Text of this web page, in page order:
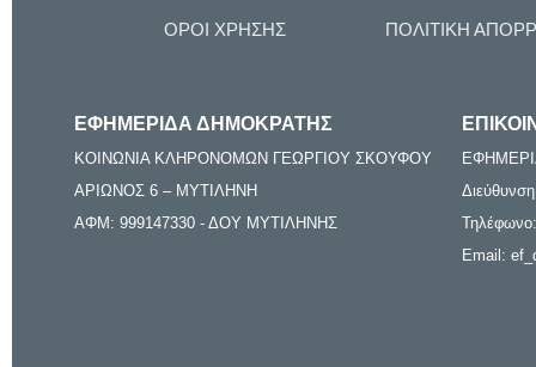
ΟΡΟΙ ΧΡΗΣΗΣ ΠΟΛΙΤΙΚΗ
ΕΦΗΜΕΡΙΔΑ ΔΗΜΟΚΡΑΤΗΣ
ΚΟΙΝΩΝΙΑ ΚΛΗΡΟΝΟΜΩΝ ΓΕΩΡΓΙΟΥ ΣΚΟΥΦΟΥ
ΑΡΙΩΝΟΣ 6 – ΜΥΤΙΛΗΝΗ
ΑΦΜ: 999147330 - ΔΟΥ ΜΥΤΙΛΗΝΗΣ
Email: